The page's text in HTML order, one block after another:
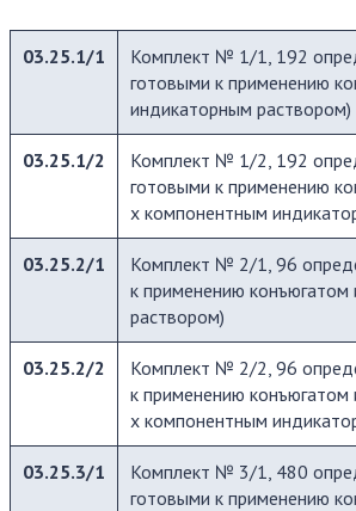
03.25.1/1
Комплект № 1/1, 192
готовыми к применению
индикаторным раствором)
03.25.1/2
Комплект № 1/2, 192
готовыми к применению
х компонентным
03.25.2/1
Комплект № 2/1, 96
к применению
раствором)
03.25.2/2
Комплект № 2/2, 96
к применению конъюгатом
х компонентным
03.25.3/1
Комплект № 3/1, 480
готовыми к применению